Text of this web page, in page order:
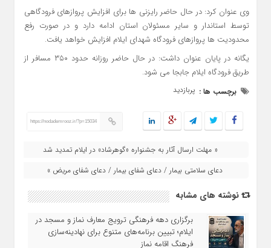
وی عنوان کرد: در حال حاضر رایزنی ها برای افزایش پروازهای فرودگاهی
توسط استاندار و سایر مسئولان استان ادامه دارد و در صورت رفع
محدودیت ها پروازهای فرودگاه شهدای ایلام افزایش خواهد یافت.
یگانه در پایان عنوان داشت: در حال حاضر روزانه حدود ۳۵۰ مسافر از
طریق فرودگاه ایلام جابجا می شود.
برچسب ها : پربازدید
https://nodademrooz.ir/?p=15034
« مهلت ارسال آثار به جشنواره «گوهرشاد» در ایلام تمدید شد
دعای سلامتی بیمار / دعای شفای بیمار / دعای شفای مریض »
نوشته های مشابه
برگزاری دهه فرهنگی ترویج معارف نماز و مسجد در
ایلام؛ تبیین برنامه‌های متنوع برای نهادینه‌سازی
فرهنگ اقامه نماز